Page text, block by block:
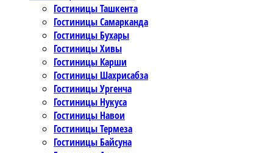
Гостиницы Ташкента
Гостиницы Самарканда
Гостиницы Бухары
Гостиницы Хивы
Гостиницы Карши
Гостиницы Шахрисабза
Гостиницы Ургенча
Гостиницы Нукуса
Гостиницы Навои
Гостиницы Термеза
Гостиницы Байсуна